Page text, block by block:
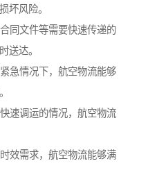
坏风险。
同文件等需要快速传递的
送达。
急情况下，航空物流能够
速调运的情况，航空物流
效需求，航空物流能够满